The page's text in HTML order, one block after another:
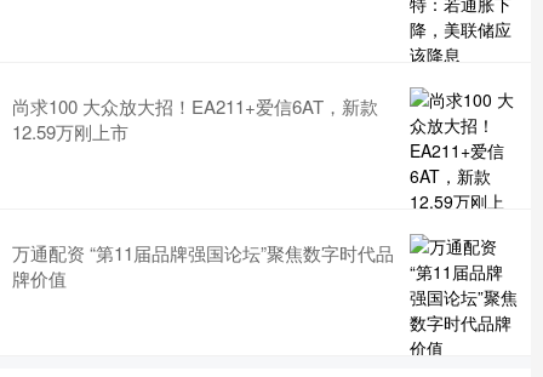
尚求100 大众放大招！EA211+爱信6AT，新款
12.59万刚上市
万通配资 “第11届品牌强国论坛”聚焦数字时代品
牌价值